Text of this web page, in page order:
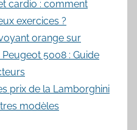
cardio : comment
exercices ?
orange sur
5008 : Guide
prix de la Lamborghini
modèles